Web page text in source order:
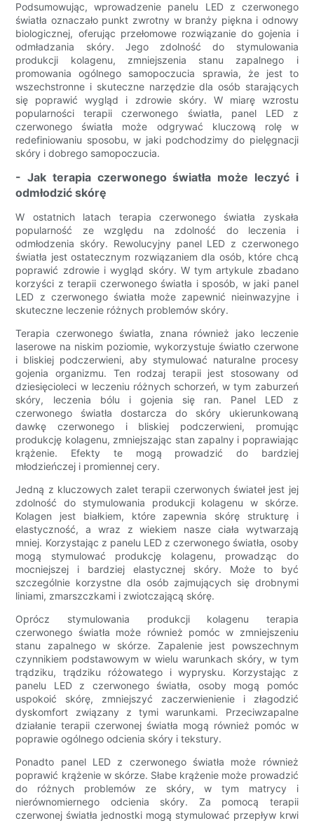
Podsumowując, wprowadzenie panelu LED z czerwonego
światła oznaczało punkt zwrotny w branży piękna i odnowy
biologicznej, oferując przełomowe rozwiązanie do gojenia i
odmładzania skóry. Jego zdolność do stymulowania
produkcji kolagenu, zmniejszenia stanu zapalnego i
promowania ogólnego samopoczucia sprawia, że ​​jest to
wszechstronne i skuteczne narzędzie dla osób starających
się poprawić wygląd i zdrowie skóry. W miarę wzrostu
popularności terapii czerwonego światła, panel LED z
czerwonego światła może odgrywać kluczową rolę w
redefiniowaniu sposobu, w jaki podchodzimy do pielęgnacji
skóry i dobrego samopoczucia.
- Jak terapia czerwonego światła może leczyć i
odmłodzić skórę
W ostatnich latach terapia czerwonego światła zyskała
popularność ze względu na zdolność do leczenia i
odmłodzenia skóry. Rewolucyjny panel LED z czerwonego
światła jest ostatecznym rozwiązaniem dla osób, które chcą
poprawić zdrowie i wygląd skóry. W tym artykule zbadano
korzyści z terapii czerwonego światła i sposób, w jaki panel
LED z czerwonego światła może zapewnić nieinwazyjne i
skuteczne leczenie różnych problemów skóry.
Terapia czerwonego światła, znana również jako leczenie
laserowe na niskim poziomie, wykorzystuje światło czerwone
i bliskiej podczerwieni, aby stymulować naturalne procesy
gojenia organizmu. Ten rodzaj terapii jest stosowany od
dziesięcioleci w leczeniu różnych schorzeń, w tym zaburzeń
skóry, leczenia bólu i gojenia się ran. Panel LED z
czerwonego światła dostarcza do skóry ukierunkowaną
dawkę czerwonego i bliskiej podczerwieni, promując
produkcję kolagenu, zmniejszając stan zapalny i poprawiając
krążenie. Efekty te mogą prowadzić do bardziej
młodzieńczej i promiennej cery.
Jedną z kluczowych zalet terapii czerwonych świateł jest jej
zdolność do stymulowania produkcji kolagenu w skórze.
Kolagen jest białkiem, które zapewnia skórę strukturę i
elastyczność, a wraz z wiekiem nasze ciała wytwarzają
mniej. Korzystając z panelu LED z czerwonego światła, osoby
mogą stymulować produkcję kolagenu, prowadząc do
mocniejszej i bardziej elastycznej skóry. Może to być
szczególnie korzystne dla osób zajmujących się drobnymi
liniami, zmarszczkami i zwiotczającą skórę.
Oprócz stymulowania produkcji kolagenu terapia
czerwonego światła może również pomóc w zmniejszeniu
stanu zapalnego w skórze. Zapalenie jest powszechnym
czynnikiem podstawowym w wielu warunkach skóry, w tym
trądziku, trądziku różowatego i wyprysku. Korzystając z
panelu LED z czerwonego światła, osoby mogą pomóc
uspokoić skórę, zmniejszyć zaczerwienienie i złagodzić
dyskomfort związany z tymi warunkami. Przeciwzapalne
działanie terapii czerwonej światła mogą również pomóc w
poprawie ogólnego odcienia skóry i tekstury.
Ponadto panel LED z czerwonego światła może również
poprawić krążenie w skórze. Słabe krążenie może prowadzić
do różnych problemów ze skóry, w tym matrycy i
nierównomiernego odcienia skóry. Za pomocą terapii
czerwonej światła jednostki mogą stymulować przepływ krwi